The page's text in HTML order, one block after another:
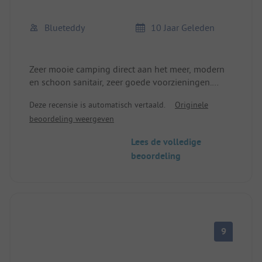
Blueteddy 10 Jaar Geleden
Zeer mooie camping direct aan het meer, modern
en schoon sanitair, zeer goede voorzieningen.
auto te bereiken en er is geen aanbod voor vers
brood direct op de camping. Al met al een heel fijn
Deze recensie is automatisch vertaald.
Originele
beoordeling weergeven
Lees de volledige
beoordeling
9